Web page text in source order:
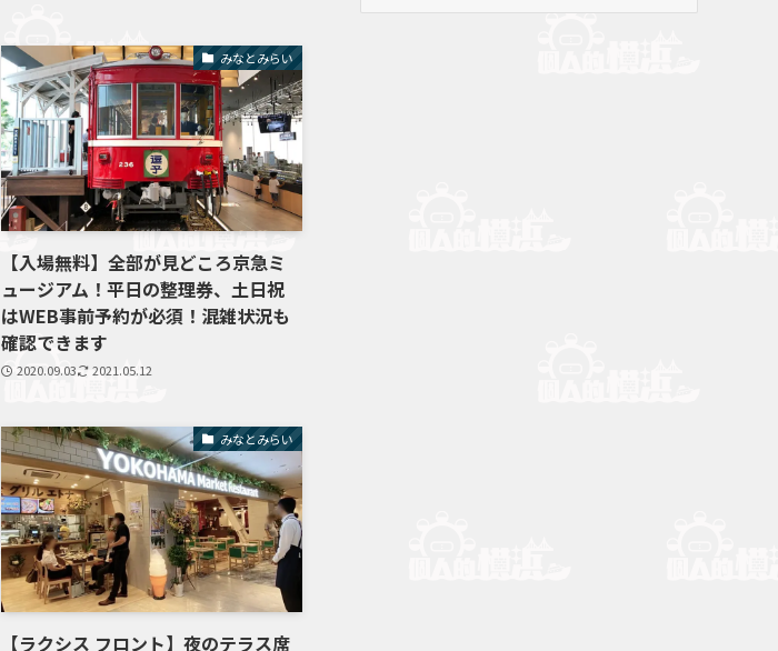
みなとみらい
【入場無料】全部が見どころ京急ミ
ュージアム！平日の整理券、土日祝
はWEB事前予約が必須！混雑状況も
確認できます
2020.09.03 2021.05.12
みなとみらい
【ラクシス フロント】夜のテラス席